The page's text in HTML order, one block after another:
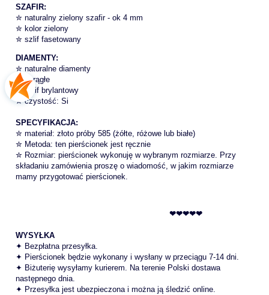
SZAFIR:
✮ naturalny zielony szafir - ok 4 mm
✮ kolor zielony
✮ szlif fasetowany
DIAMENTY:
✮ naturalne diamenty
✮ okrągłe
✮ szlif brylantowy
✮ czystość: Si
SPECYFIKACJA:
✮ materiał: złoto próby 585 (żółte, różowe lub białe)
✮ Metoda: ten pierścionek jest ręcznie
✮ Rozmiar: pierścionek wykonuję w wybranym rozmiarze. Przy
składaniu zamówienia proszę o wiadomość, w jakim rozmiarze
mamy przygotować pierścionek.
❤❤❤❤❤
WYSYŁKA
✦ Bezpłatna przesyłka.
✦ Pierścionek będzie wykonany i wysłany w przeciągu 7-14 dni.
✦ Biżuterię wysyłamy kurierem. Na terenie Polski dostawa
następnego dnia.
✦ Przesyłka jest ubezpieczona i można ją śledzić online.